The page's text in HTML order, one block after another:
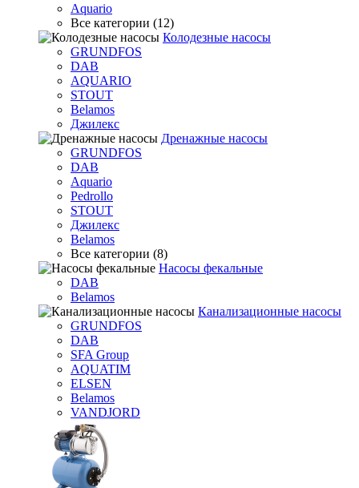
Aquario
Все категории (12)
Колодезные насосы
GRUNDFOS
DAB
AQUARIO
STOUT
Belamos
Джилекс
Дренажные насосы
GRUNDFOS
DAB
Aquario
Pedrollo
STOUT
Джилекс
Belamos
Все категории (8)
Насосы фекальные
DAB
Belamos
Канализационные насосы
GRUNDFOS
DAB
SFA Group
AQUATIM
ELSEN
Belamos
VANDJORD